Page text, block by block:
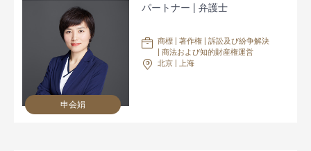
申会娟
パートナー | 弁護士
商標 | 著作権 | 訴訟及び紛争解決
| 商法および知的財産権運営
北京 | 上海